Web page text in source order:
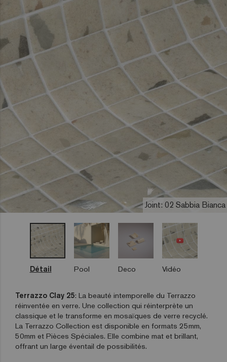
Joint: 02 Sabbia Bianca
Détail Pool Deco Vidéo
Terrazzo Clay 25: La beauté intemporelle du Terrazzo
réinventée en verre. Une collection qui réinterprète un
classique et le transforme en mosaïques de verre recyclé.
La Terrazzo Collection est disponible en formats 25mm,
50mm et Pièces Spéciales. Elle combine mat et brillant,
offrant un large éventail de possibilités.